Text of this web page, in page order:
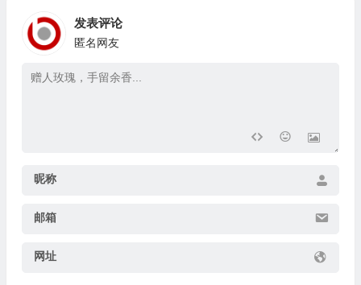
发表评论
匿名网友
昵称
邮箱
网址